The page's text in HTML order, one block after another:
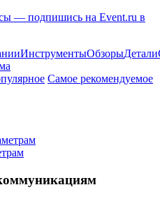
— подпишись на Event.ru в
ИнструментыОбзорыДетали
Самое рекомендуемое